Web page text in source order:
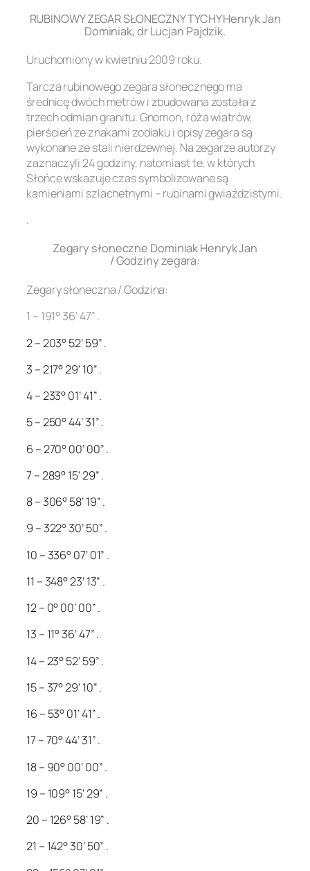
RUBINOWY ZEGAR SŁONECZNY TYCHY Henryk Jan
Dominiak, dr Lucjan Pajdzik.
Uruchomiony w kwietniu 2009 roku.
Tarcza rubinowego zegara słonecznego ma
średnicę dwóch metrów i zbudowana została z
trzech odmian granitu. Gnomon, róża wiatrów,
pierścień ze znakami zodiaku i opisy zegara są
wykonane ze stali nierdzewnej. Na zegarze autorzy
zaznaczyli 24 godziny, natomiast te, w których
Słońce wskazuje czas symbolizowane są
kamieniami szlachetnymi – rubinami gwiaździstymi.
.
Zegary słoneczne Dominiak Henryk Jan
/ Godziny zegara:
Zegary słoneczna / Godzina:
1 – 191° 36’ 47” .
2 – 203° 52’ 59” .
3 – 217° 29’ 10” .
4 – 233° 01’ 41” .
5 – 250° 44’ 31” .
6 – 270° 00’ 00” .
7 – 289° 15’ 29” .
8 – 306° 58’ 19” .
9 – 322° 30’ 50” .
10 – 336° 07’ 01” .
11 – 348° 23’ 13” .
12 – 0° 00’ 00” .
13 – 11° 36’ 47” .
14 – 23° 52’ 59” .
15 – 37° 29’ 10” .
16 – 53° 01’ 41” .
17 – 70° 44’ 31” .
18 – 90° 00’ 00” .
19 – 109° 15’ 29” .
20 – 126° 58’ 19” .
21 – 142° 30’ 50” .